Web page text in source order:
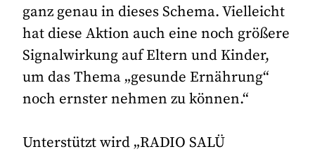
ganz genau in dieses Schema. Vielleicht
hat diese Aktion auch eine noch größere
Signalwirkung auf Eltern und Kinder,
um das Thema „gesunde Ernährung“
noch ernster nehmen zu können.“
Unterstützt wird „RADIO SALÜ